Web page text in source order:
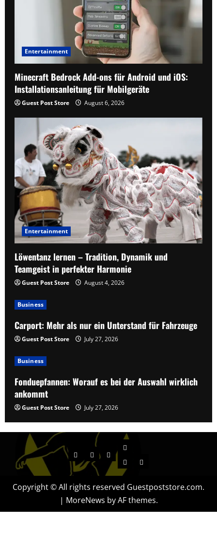
Entertainment
Minecraft Bedrock Add-ons für Android und iOS:
Installationsanleitung für Mobilgeräte
Guest Post Store August 6, 2026
Entertainment
Löwentanz lernen – Tradition, Dynamik und
Teamgeist in perfekter Harmonie
Guest Post Store August 4, 2026
Business
Carport: Mehr als nur ein Unterstand für Fahrzeuge
Guest Post Store July 27, 2026
Business
Fonduepfannen: Worauf es bei der Auswahl wirklich
ankommt
Guest Post Store July 27, 2026
HomeBusinessEntertainment
Contact
AboutOfferings
Copyright © All rights reserved Guestpoststore.com.
| MoreNews by AF themes.